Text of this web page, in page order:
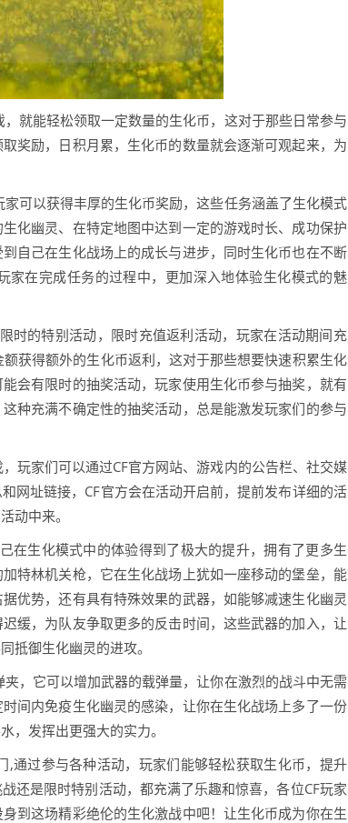
就能轻松领取一定数量的生化币，这对于那些日常参与
奖励，日积月累，生化币的数量就会逐渐可观起来，为
可以获得丰厚的生化币奖励，这些任务涵盖了生化模式
化幽灵、在特定地图中达到一定的游戏时长、成功保护
自己在生化战场上的成长与进步，同时生化币也在不断
在完成任务的过程中，更加深入地体验生化模式的魅
时的特别活动，限时充值返利活动，玩家在活动期间充
获得额外的生化币返利，这对于那些想要快速积累生化
会有限时的抽奖活动，玩家使用生化币参与抽奖，就有
种充满不确定性的抽奖活动，总是能激发玩家们的参与
玩家们可以通过CF官方网站、游戏内的公告栏、社交媒
网址链接，CF官方会在活动开启前，提前发布详细的活
动中来。
在生化模式中的体验得到了极大的提升，拥有了更多生
特林机关枪，它在生化战场上犹如一座移动的堡垒，能
优势，还有具有特殊效果的武器，如能够减速生化幽灵
缓，为队友争取更多的反击时间，这些武器的加入，让
抵御生化幽灵的进攻。
，它可以增加武器的载弹量，让你在激烈的战斗中无需
间内免疫生化幽灵的感染，让你在生化战场上多了一份
，发挥出更强大的实力。
,通过参与各种活动，玩家们能够轻松获取生化币，提升
还是限时特别活动，都充满了乐趣和惊喜，各位CF玩家
到这场精彩绝伦的生化激战中吧！让生化币成为你在生